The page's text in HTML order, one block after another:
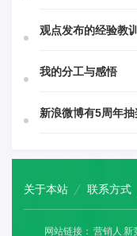
观点发布的经验教训
我的分工与感悟
新浪微博有5周年
关于本站 联系方式
网站链接： 营销人 新